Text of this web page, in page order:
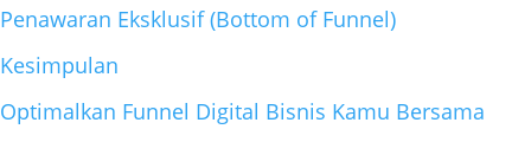
Penawaran Eksklusif (Bottom of Funnel)
Kesimpulan
Optimalkan Funnel Digital Bisnis Kamu Bersama